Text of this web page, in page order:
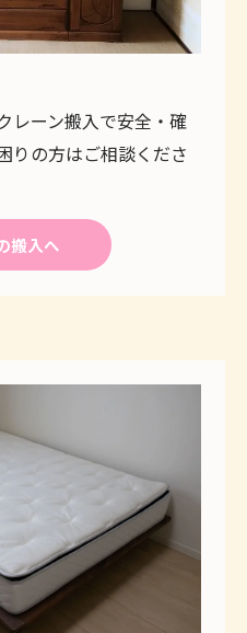
レーン搬入で安全・確
りの方はご相談くださ
搬入へ